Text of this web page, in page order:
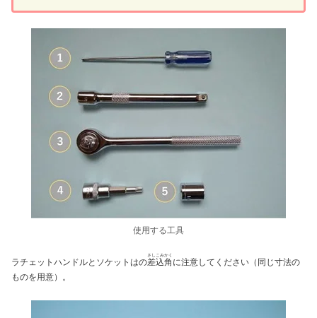
使用する工具
ラチェットハンドルとソケットはの差込角
さしこみかく
に注意してください（同じ寸法の
ものを用意）。